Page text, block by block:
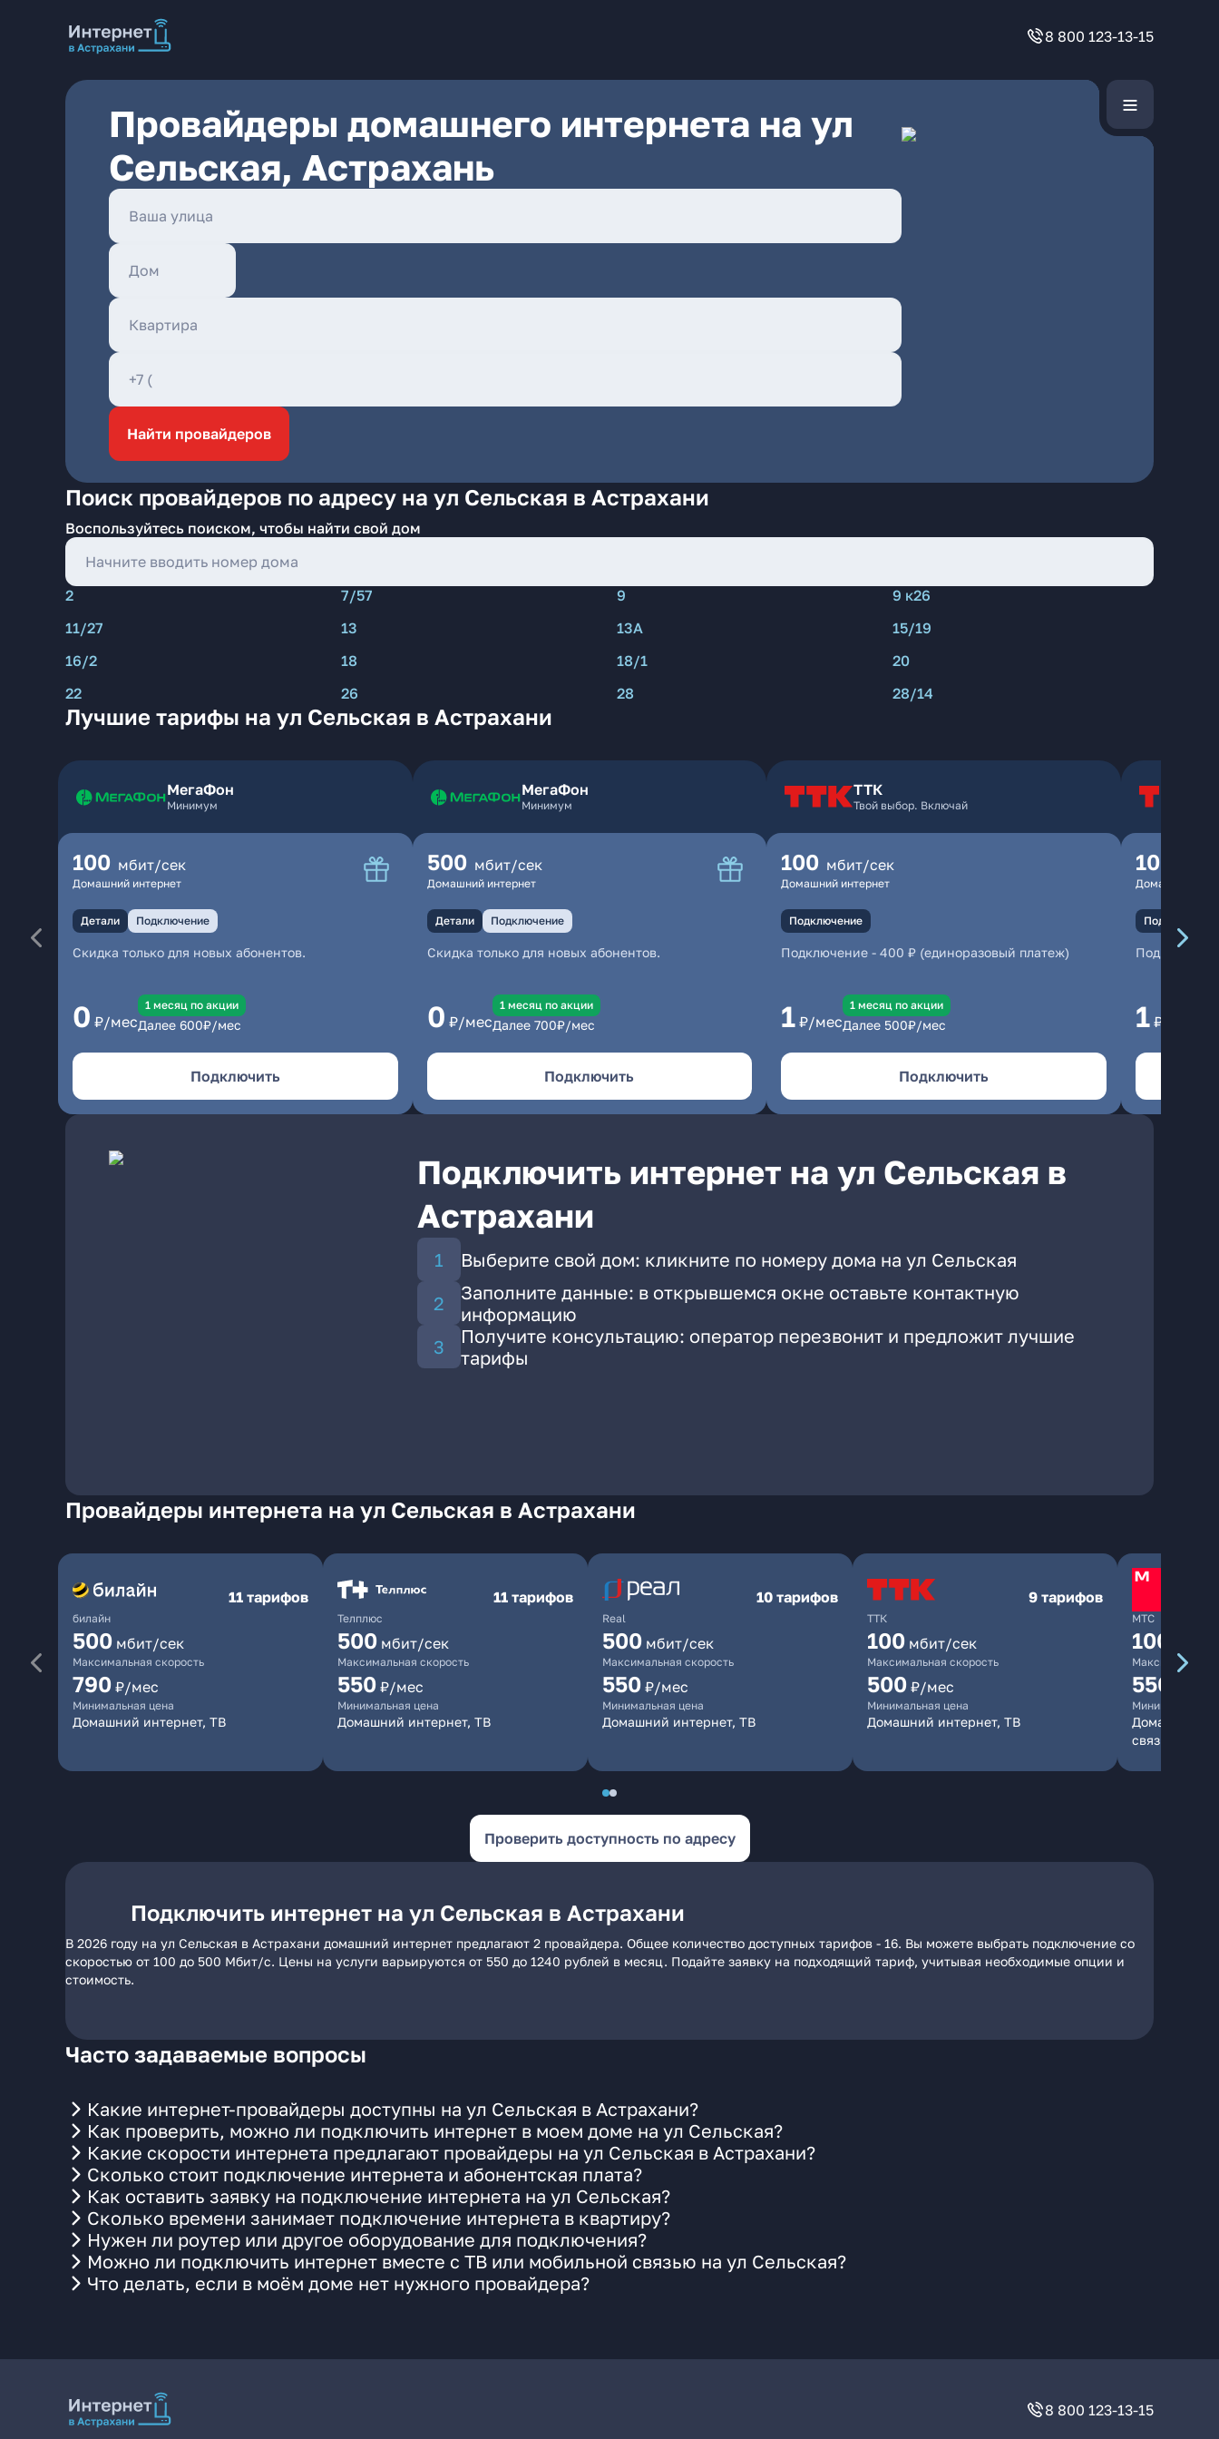
8 800 123-13-15
Провайдеры домашнего интернета на ул
Сельская, Астрахань
Найти провайдеров
Поиск провайдеров по адресу на ул Сельская в Астрахани
Воспользуйтесь поиском, чтобы найти свой дом
2 7/57 9
9 к26
11/27
13 13А
15/19
16/2
18 18/1
20
22
26 28 28/14
Лучшие тарифы на ул Сельская в Астрахани
МегаФон
Минимум
100 мбит/сек
Домашний интернет
Детали Подключение
Скидка только для новых абонентов.
0 ₽/мес
1 месяц по акции
Далее 600₽/мес
Подключить
МегаФон
Минимум
500 мбит/сек
Домашний интернет
Детали Подключение
Скидка только для новых абонентов.
0 ₽/мес
1 месяц по акции
Далее 700₽/мес
Подключить
ТТК
Твой выбор. Включай
100 мбит/сек
Домашний интернет
Подключение
Подключение - 400 ₽ (единоразовый платеж)
1 ₽/мес
1 месяц по акции
Далее 500₽/мес
Подключить
100
Домашний
Подключение
1 ₽/мес
Подключить интернет на ул Сельская в
Астрахани
Выберите свой дом: кликните по номеру дома на ул Сельская
Заполните данные: в открывшемся окне оставьте контактную
информацию
Получите консультацию: оператор перезвонит и предложит лучшие
тарифы
Провайдеры интернета на ул Сельская в Астрахани
билайн
11 тарифов
500 мбит/сек
Максимальная скорость
790 ₽/мес
Минимальная цена
Домашний интернет, ТВ
Телплюс
11 тарифов
500 мбит/сек
Максимальная скорость
550 ₽/мес
Минимальная цена
Домашний интернет, ТВ
Real
10 тарифов
500 мбит/сек
Максимальная скорость
550 ₽/мес
Минимальная цена
Домашний интернет, ТВ
ТТК
9 тарифов
100 мбит/сек
Максимальная скорость
500 ₽/мес
Минимальная цена
Домашний интернет, ТВ
МТС
1000
Максимальная
550
Минимальная
Домашний
связь
Проверить доступность по адресу
Подключить интернет на ул Сельская в Астрахани
В 2026 году на ул Сельская в Астрахани домашний интернет предлагают 2 провайдера. Общее количество доступных тарифов - 16. Вы можете выбрать подключение со
скоростью от 100 до 500 Мбит/с. Цены на услуги варьируются от 550 до 1240 рублей в месяц. Подайте заявку на подходящий тариф, учитывая необходимые опции и
стоимость.
Часто задаваемые вопросы
Какие интернет-провайдеры доступны на ул Сельская в Астрахани?
Как проверить, можно ли подключить интернет в моем доме на ул Сельская?
Какие скорости интернета предлагают провайдеры на ул Сельская в Астрахани?
Сколько стоит подключение интернета и абонентская плата?
Как оставить заявку на подключение интернета на ул Сельская?
Сколько времени занимает подключение интернета в квартиру?
Нужен ли роутер или другое оборудование для подключения?
Можно ли подключить интернет вместе с ТВ или мобильной связью на ул Сельская?
Что делать, если в моём доме нет нужного провайдера?
8 800 123-13-15